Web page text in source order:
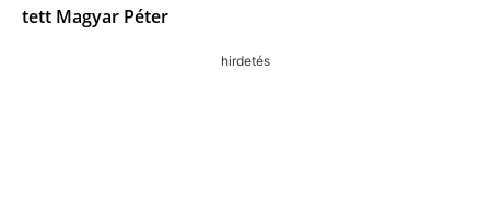
tett Magyar Péter
hirdetés